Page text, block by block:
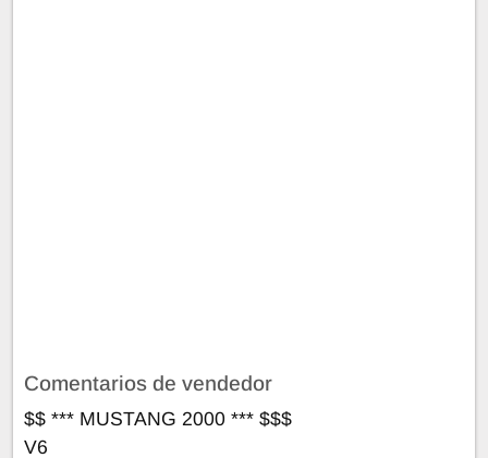
Comentarios de vendedor
$$ *** MUSTANG 2000 *** $$$
V6